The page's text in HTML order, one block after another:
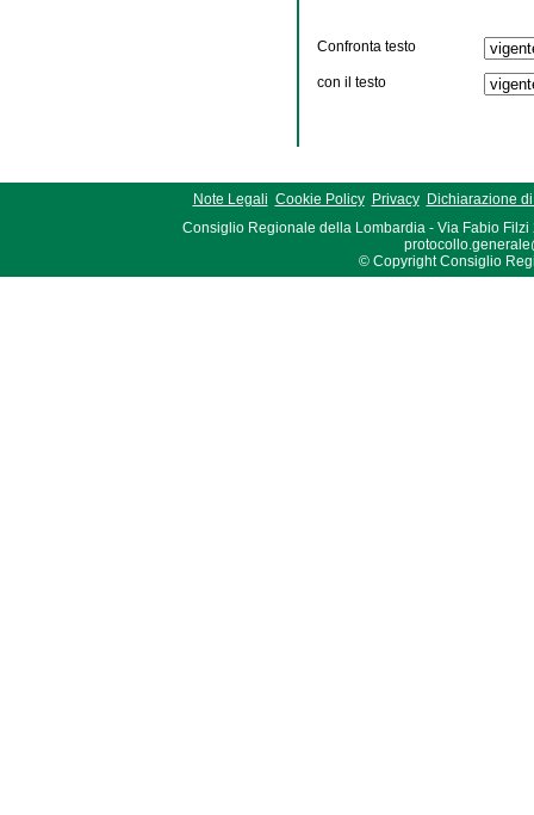
Confronta testo
con il testo
Note Legali Cookie Policy Privacy
Dichiarazione
Consiglio Regionale della Lombardia - Via Fabio Filzi
© Copyright Consiglio